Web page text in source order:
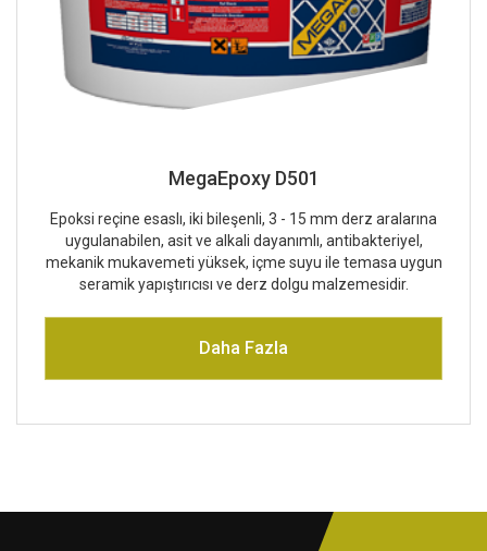
MegaEpoxy D501
Epoksi reçine esaslı, iki bileşenli, 3 - 15 mm derz aralarına
uygulanabilen, asit ve alkali dayanımlı, antibakteriyel,
mekanik mukavemeti yüksek, içme suyu ile temasa uygun
seramik yapıştırıcısı ve derz dolgu malzemesidir.
Daha Fazla